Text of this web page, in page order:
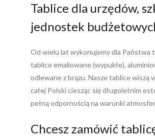
Tablice dla urzędów,
jednostek
Od wielu lat wykonujemy dla Państwa
tablice emaliowane (wypukłe),
odlewane z brązu. Nasze tablice wiszą
całej Polski ciesząc się długoletnim
pełną odpornością na warunki
Chcesz zamówić